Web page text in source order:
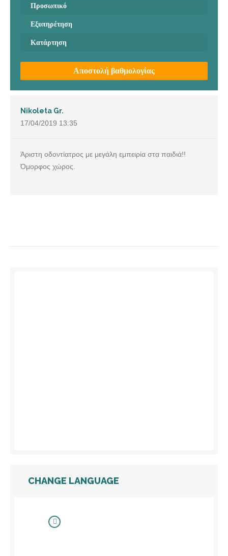
Προσωπικό
Εξυπηρέτηση
Κατάρτηση
Αποστολή βαθμολογίας
Nikoleta Gr.
17/04/2019 13:35
Άριστη οδοντίατρος με μεγάλη εμπειρία στα παιδιά!!
Όμορφος χώρος.
CHANGE LANGUAGE